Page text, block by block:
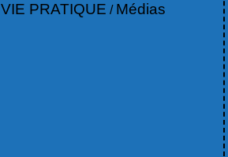
VIE PRATIQUE / Médias